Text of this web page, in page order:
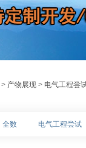
> 产物展现 > 电气工程尝
全数 电气工程尝试